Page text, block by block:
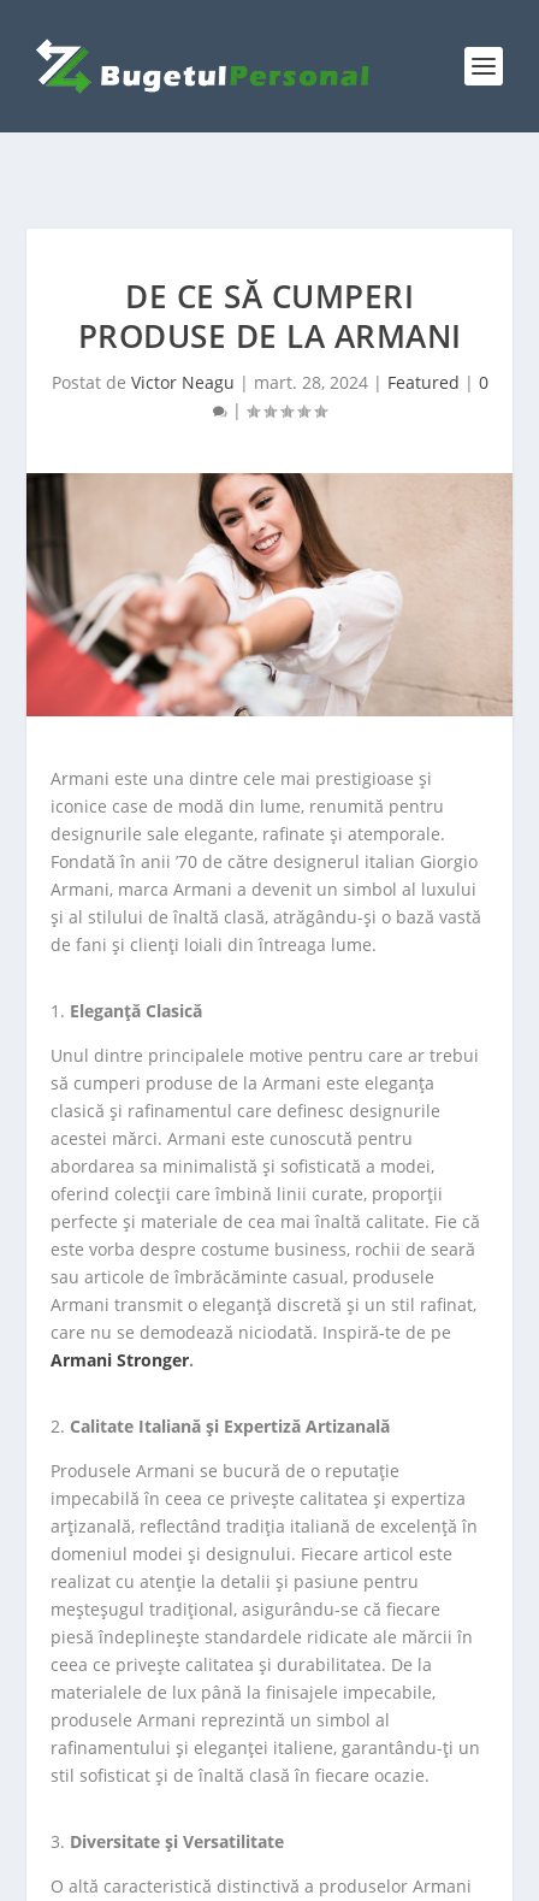
DE CE SĂ CUMPERI
PRODUSE DE LA ARMANI
Postat de Victor Neagu | mart. 28, 2024| Featured | 0
|
Armani este una dintre cele mai prestigioase și
iconice case de modă din lume, renumită pentru
designurile sale elegante, rafinate și atemporale.
Fondată în anii ’70 de către designerul italian Giorgio
Armani, marca Armani a devenit un simbol al luxului
și al stilului de înaltă clasă, atrăgându-și o bază vastă
de fani și clienți loiali din întreaga lume.
Eleganță Clasică
Unul dintre principalele motive pentru care ar trebui
să cumperi produse de la Armani este eleganța
clasică și rafinamentul care definesc designurile
acestei mărci. Armani este cunoscută pentru
abordarea sa minimalistă și sofisticată a modei,
oferind colecții care îmbină linii curate, proporții
perfecte și materiale de cea mai înaltă calitate. Fie că
este vorba despre costume business, rochii de seară
sau articole de îmbrăcăminte casual, produsele
Armani transmit o eleganță discretă și un stil rafinat,
care nu se demodează niciodată. Inspiră-te de pe
Armani Stronger.
Calitate Italiană și Expertiză Artizanală
Produsele Armani se bucură de o reputație
impecabilă în ceea ce privește calitatea și expertiza
arțizanală, reflectând tradiția italiană de excelență în
domeniul modei și designului. Fiecare articol este
realizat cu atenție la detalii și pasiune pentru
meșteșugul tradițional, asigurându-se că fiecare
piesă îndeplinește standardele ridicate ale mărcii în
ceea ce privește calitatea și durabilitatea. De la
materialele de lux până la finisajele impecabile,
produsele Armani reprezintă un simbol al
rafinamentului și eleganței italiene, garantându-ți un
stil sofisticat și de înaltă clasă în fiecare ocazie.
Diversitate și Versatilitate
O altă caracteristică distinctivă a produselor Armani